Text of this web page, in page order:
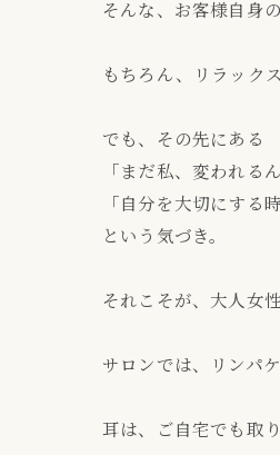
そんな、お客様自身
もちろん、リラック
でも、その先にある
「まだ私、変われるん
「自分を大切にする
という気づき。
それこそが、大人女
サロンでは、リンパ
耳は、ご自宅でも取